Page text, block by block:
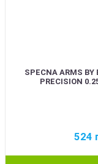
SPECNA ARMS
PRECISION
524